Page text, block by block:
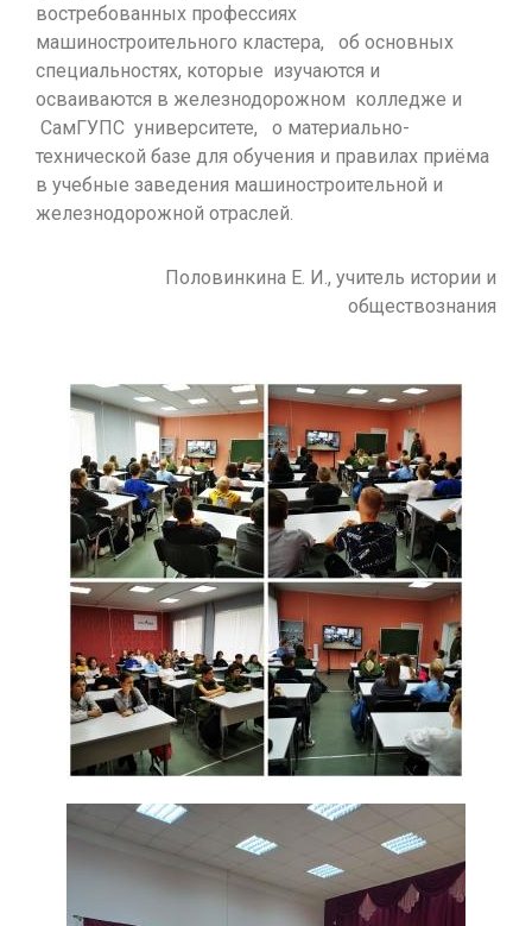
востребованных профессиях
машиностроительного кластера, об основных
специальностях, которые изучаются и
осваиваются в железнодорожном колледже и
СамГУПС университете, о материально-
технической базе для обучения и правилах приёма
в учебные заведения машиностроительной и
железнодорожной отраслей.
Половинкина Е. И., учитель истории и
обществознания